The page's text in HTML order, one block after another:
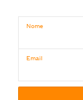
Nome
Email